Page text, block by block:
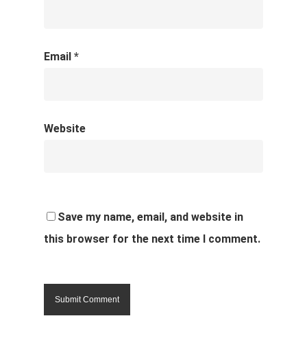
Email *
Website
Save my name, email, and website in
this browser for the next time I comment.